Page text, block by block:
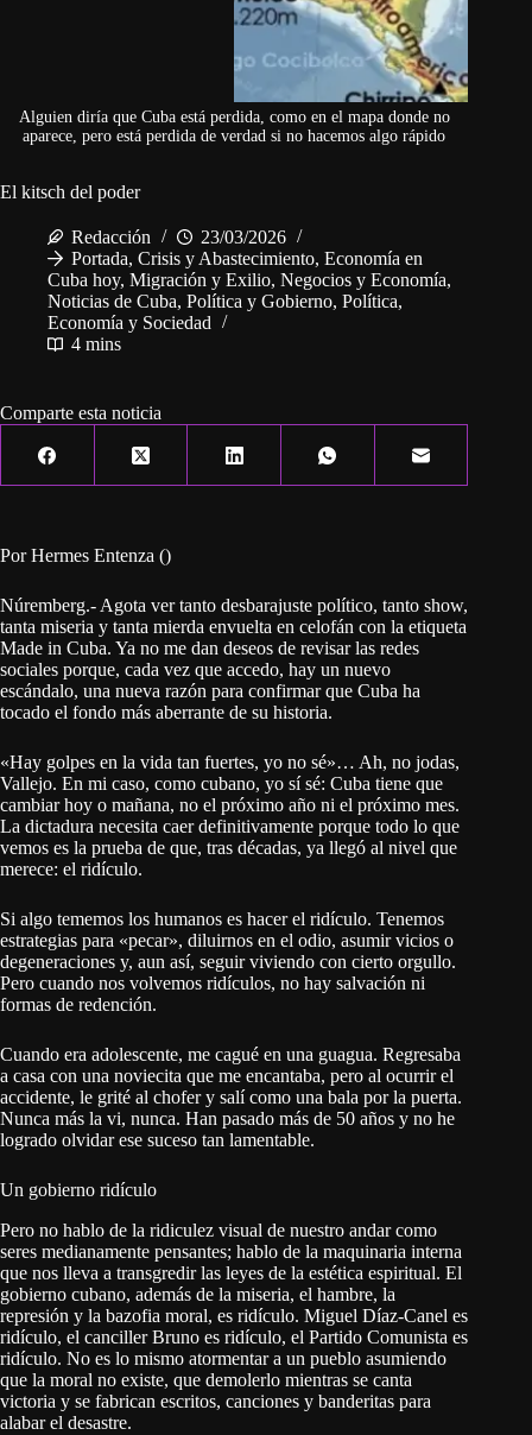
Alguien diría que Cuba está perdida, como en el mapa donde no
aparece, pero está perdida de verdad si no hacemos algo rápido
El kitsch del poder
Redacción
23/03/2026
Portada, Crisis y Abastecimiento, Economía en
Cuba hoy, Migración y Exilio, Negocios y Economía,
Noticias de Cuba, Política y Gobierno, Política,
Economía y Sociedad
4 mins
Comparte esta noticia
Por Hermes Entenza ()
Núremberg.- Agota ver tanto desbarajuste político, tanto show,
tanta miseria y tanta mierda envuelta en celofán con la etiqueta
Made in Cuba. Ya no me dan deseos de revisar las redes
sociales porque, cada vez que accedo, hay un nuevo
escándalo, una nueva razón para confirmar que Cuba ha
tocado el fondo más aberrante de su historia.
«Hay golpes en la vida tan fuertes, yo no sé»… Ah, no jodas,
Vallejo. En mi caso, como cubano, yo sí sé: Cuba tiene que
cambiar hoy o mañana, no el próximo año ni el próximo mes.
La dictadura necesita caer definitivamente porque todo lo que
vemos es la prueba de que, tras décadas, ya llegó al nivel que
merece: el ridículo.
Si algo tememos los humanos es hacer el ridículo. Tenemos
estrategias para «pecar», diluirnos en el odio, asumir vicios o
degeneraciones y, aun así, seguir viviendo con cierto orgullo.
Pero cuando nos volvemos ridículos, no hay salvación ni
formas de redención.
Cuando era adolescente, me cagué en una guagua. Regresaba
a casa con una noviecita que me encantaba, pero al ocurrir el
accidente, le grité al chofer y salí como una bala por la puerta.
Nunca más la vi, nunca. Han pasado más de 50 años y no he
logrado olvidar ese suceso tan lamentable.
Un gobierno ridículo
Pero no hablo de la ridiculez visual de nuestro andar como
seres medianamente pensantes; hablo de la maquinaria interna
que nos lleva a transgredir las leyes de la estética espiritual. El
gobierno cubano, además de la miseria, el hambre, la
represión y la bazofia moral, es ridículo. Miguel Díaz-Canel es
ridículo, el canciller Bruno es ridículo, el Partido Comunista es
ridículo. No es lo mismo atormentar a un pueblo asumiendo
que la moral no existe, que demolerlo mientras se canta
victoria y se fabrican escritos, canciones y banderitas para
alabar el desastre.